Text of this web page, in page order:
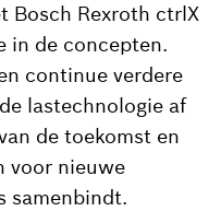
Bosch Rexroth ctrlX
in de concepten.
continue verdere
lastechnologie af
de toekomst en
voor nieuwe
samenbindt.